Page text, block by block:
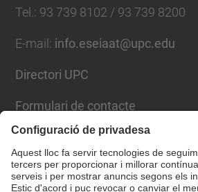
Tel. : 93 739 8102 / 93 739 8200
E-mail : info.eseiaat@upc.edu
Directori UPC
Formulari de contacte
Llista Xarxes Socials